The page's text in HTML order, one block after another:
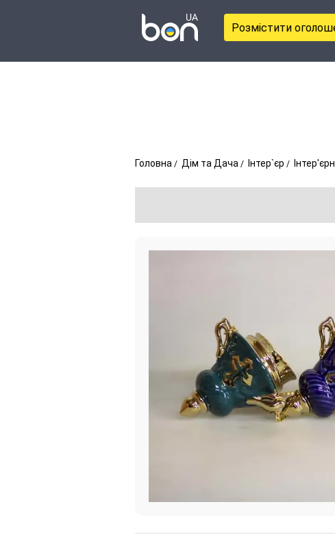
Розмістити
Головна Дім та Дача Інтер`єр